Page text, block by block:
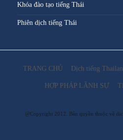
Khóa đào tạo tiếng Thái
Phiên dịch tiếng Thái
TRANG CHỦ Dịch tiếng
HỢP PHÁP LÃNH SỰ
@Copyright 2012. Bản quyền thuộc về